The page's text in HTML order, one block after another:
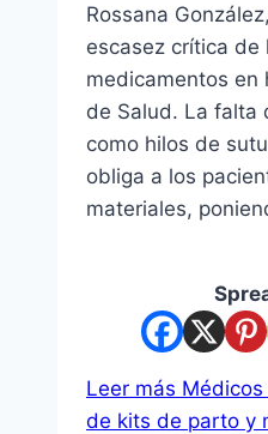
Rossana
escasez crítica
medicamentos en
de Salud. La falta
como hilos de
obliga a los
materiales,
Leer más
de kits de parto y